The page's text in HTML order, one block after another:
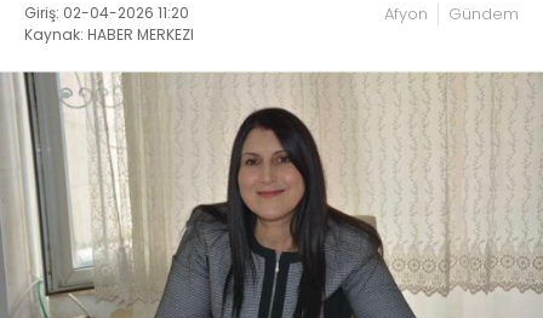
Giriş: 02-04-2026 11:20
Kaynak: HABER MERKEZI
Afyon Gündem